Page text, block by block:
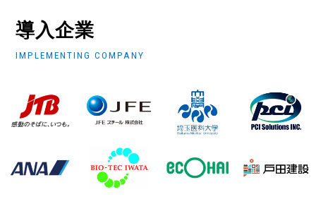
導入企業
IMPLEMENTING COMPANY